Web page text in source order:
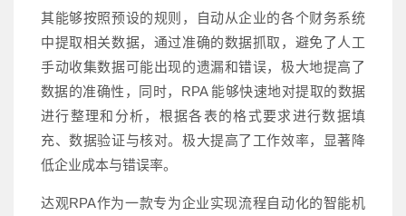
其能够按照预设的规则，自动从企业的各个财务系统
中提取相关数据，通过准确的数据抓取，避免了人工
手动收集数据可能出现的遗漏和错误，极大地提高了
数据的准确性，同时，RPA 能够快速地对提取的数据
进行整理和分析，根据各表的格式要求进行数据填
充、数据验证与核对。极大提高了工作效率，显著降
低企业成本与错误率。
达观RPA作为一款专为企业实现流程自动化的智能机